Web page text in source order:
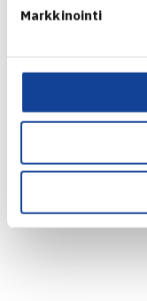
Markkinointi